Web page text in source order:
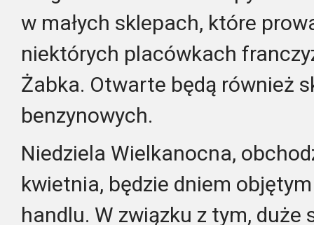
w małych sklepach, które
niektórych placówkach
Żabka. Otwarte będą również
benzynowych.
Niedziela Wielkanocna,
kwietnia, będzie dniem
handlu. W związku z tym, duże